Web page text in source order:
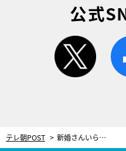
公式
twitter
テレ朝POST 新婚さんいらっしゃい！